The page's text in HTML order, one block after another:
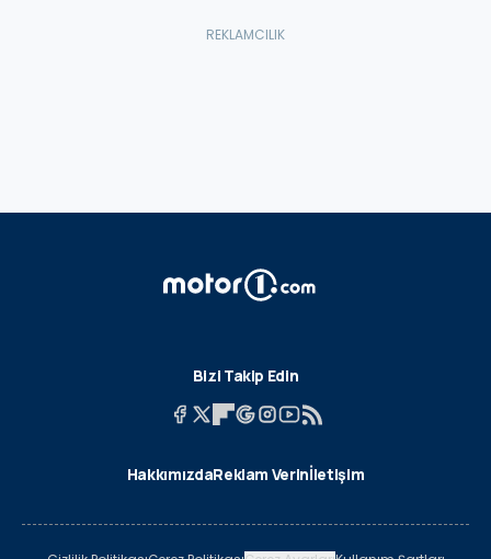
Bizi Takip Edin
HakkımızdaReklam Verinİletişim